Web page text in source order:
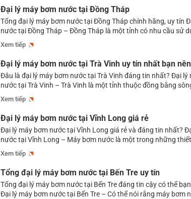
Đại lý máy bơm nước tại Đồng Tháp
Tổng đại lý máy bơm nước tại Đồng Tháp chính hãng, uy tín
nước tại Đồng Tháp – Đồng Tháp là một tỉnh có nhu cầu sử
lớn, không chỉ trong các lĩnh vực dân dụng, dùng trong sinh
ngày, mà còn rất cần thiết đối […]
Xem tiếp
Đại lý máy bơm nước tại Trà Vinh uy tín nhất bạn
Đâu là đại lý máy bơm nước tại Trà Vinh đáng tin nhất? Đại lý
nước tại Trà Vinh – Trà Vinh là một tỉnh thuộc đồng bằng
có nhu cầu sử dụng nước lớn để đáp ứng cho các sinh hoạt
hay phục vụ cho tưới tiêu, […]
Xem tiếp
Đại lý máy bơm nước tại Vĩnh Long giá rẻ
Đại lý máy bơm nước tại Vĩnh Long giá rẻ và đáng tin nhất?
nước tại Vĩnh Long – Máy bơm nước là một trong những
quan trọng đối với nhiều lĩnh vực ở Vĩnh Long như: Bơm cấp
hoạt hàng ngày của […]
Xem tiếp
Tổng đại lý máy bơm nước tại Bến Tre uy tín
Tổng đại lý máy bơm nước tại Bến Tre đáng tin cậy có thể
Đại lý máy bơm nước tại Bến Tre – Có thể nói rằng máy bơm